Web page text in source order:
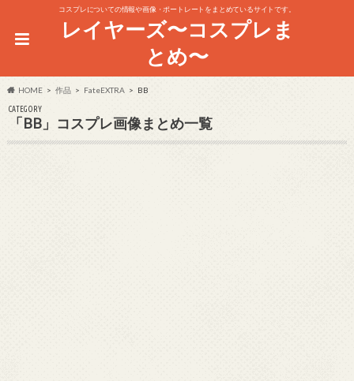
コスプレについての情報や画像・ポートレートをまとめているサイトです。
レイヤーズ〜コスプレま
とめ〜
HOME 作品 FateEXTRA BB
CATEGORY
「BB」コスプレ画像まとめ一覧